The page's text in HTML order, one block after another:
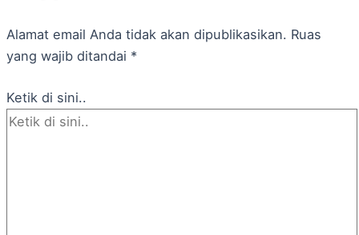
Alamat email Anda tidak akan dipublikasikan. Ruas
yang wajib ditandai *
Ketik di sini..